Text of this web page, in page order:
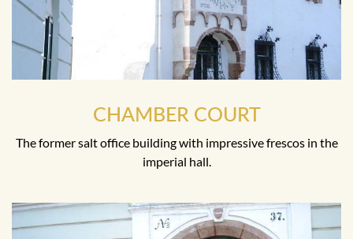
CHAMBER COURT
The former salt office building with impressive frescos in the
imperial hall.